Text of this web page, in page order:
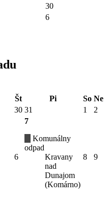
30
6
Št Pi So Ne
30 31 1 2
6
7
Komunálny
odpad
Kravany
nad
Dunajom
(Komárno)
8 9